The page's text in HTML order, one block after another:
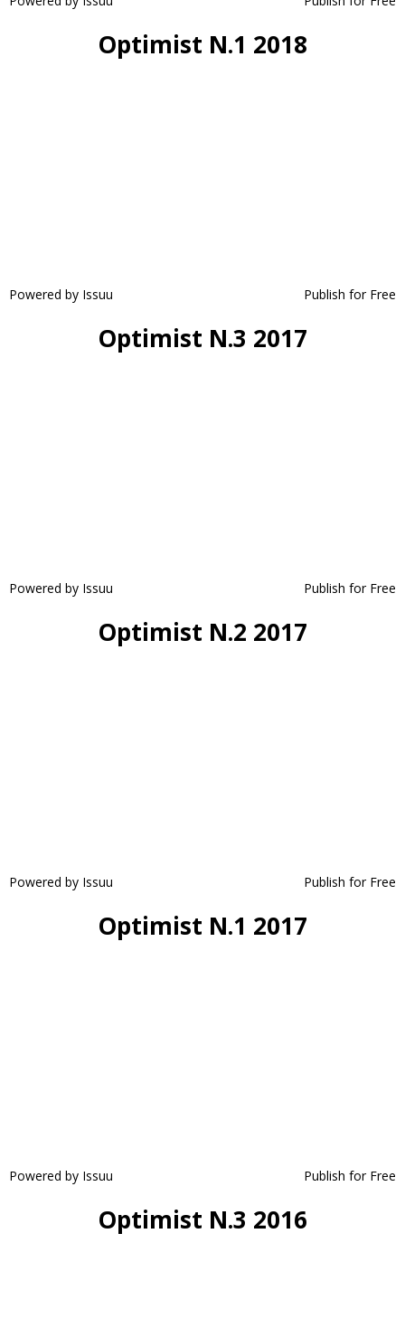
Optimist N.1 2018
Powered by Issuu Publish for Free
Optimist N.3 2017
Powered by Issuu Publish for Free
Optimist N.2 2017
Powered by Issuu Publish for Free
Optimist N.1 2017
Powered by Issuu Publish for Free
Optimist N.3 2016